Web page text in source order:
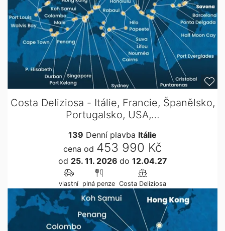
Costa Deliziosa - Itálie, Francie, Španělsko,
Portugalsko, USA,…
139 Denní plavba Itálie
cena od 453 990 Kč
od 25. 11. 2026 do 12.04.27
vlastní plná penze Costa Deliziosa